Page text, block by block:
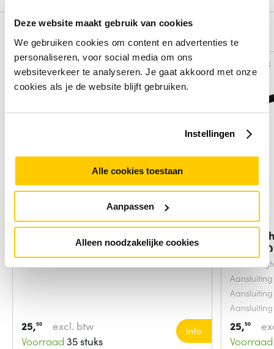
Deze website maakt gebruik van cookies
We gebruiken cookies om content en advertenties te
personaliseren, voor social media om ons
websiteverkeer te analyseren. Je gaat akkoord met onze
cookies als je de website blijft gebruiken.
Instellingen
Alle cookies toestaan
Aanpassen
Alleen noodzakelijke cookies
Alternatieven
Vergelijk
25,50
excl. btw
Voorraad 35 stuks
Info
Vergelijk
naar
25,50
Voorraad